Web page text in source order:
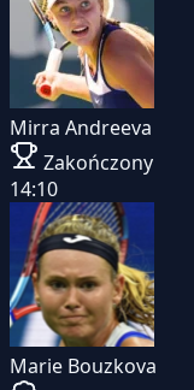
Mirra Andreeva
Zakończony
14:10
Marie Bouzkova